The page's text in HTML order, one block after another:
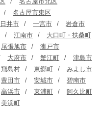
名古屋市東区
井市 一宮市
岩倉市
江南市
大口町・扶桑町
尾張旭市
瀬戸市
大府市 蟹江町
津島市
飛島村 東郷町
みよし市
豊田市 安城市
碧南市
高浜市 東浦町
阿久比町
美浜町